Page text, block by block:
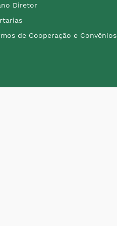
Diretor
de Cooperação e Convênios